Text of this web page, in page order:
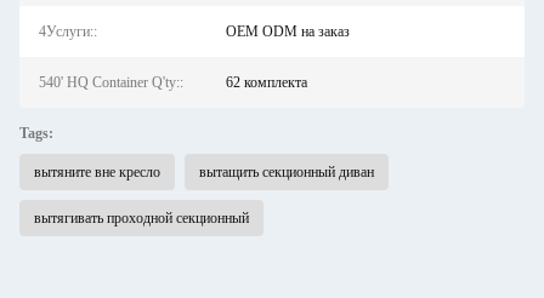
4Услуги:: OEM ODM на заказ
540' HQ Container Q'ty:: 62 комплекта
Tags:
вытяните вне кресло вытащить секционный диван
вытягивать проходной секционный